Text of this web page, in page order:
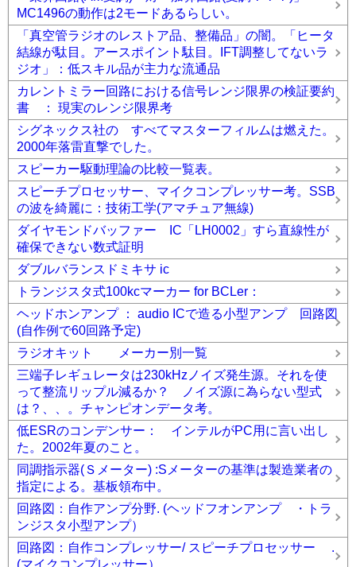
MC1496の動作は2モードあるらしい。
「真空管ラジオのレストア品、整備品」の闇。「ヒータ
結線が駄目。アースポイント駄目。IFT調整してないラ
ジオ」：低スキル品が主力な流通品
カレントミラー回路における信号レンジ限界の検証要約
書 ： 現実のレンジ限界考
シグネックス社の すべてマスターフィルムは燃えた。
2000年落雷直撃でした。
スピーカー駆動理論の比較一覧表。
スピーチプロセッサー、マイクコンプレッサー考。SSB
の波を綺麗に：技術工学(アマチュア無線)
ダイヤモンドバッファー IC「LH0002」すら直線性が
確保できない数式証明
ダブルバランスドミキサ ic
トランジスタ式100kcマーカー for BCLer：
ヘッドホンアンプ ： audio ICで造る小型アンプ 回路図
(自作例で60回路予定)
ラジオキット メーカー別一覧
三端子レギュレータは230kHzノイズ発生源。それを使
って整流リップル減るか？ ノイズ源に為らない型式
は？、、。チャンピオンデータ考。
低ESRのコンデンサー： インテルがPC用に言い出し
た。2002年夏のこと。
同調指示器(Ｓメーター) :Sメーターの基準は製造業者の
指定による。基板領布中。
回路図：自作アンプ分野. (ヘッドフオンアンプ ・トラ
ンジスタ小型アンプ）
回路図：自作コンプレッサー/ スピーチプロセッサー .
(マイクコンプレッサー）